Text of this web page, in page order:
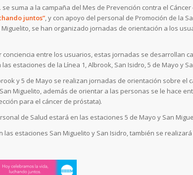
se suma a la campaña del Mes de Prevención contra el
juntos” , y con apoyo del personal de Promoción de la
Miguelito, se han organizado jornadas de orientación a los
conciencia entre los usuarios, estas jornadas se desarrollan
las estaciones de la Línea 1, Albrook, San Isidro, 5 de Mayo y
y 5 de Mayo se realizan jornadas de orientación sobre el
Miguelito, además de orientar a las personas se le hace
para el cáncer de próstata).
de Salud estará en las estaciones 5 de Mayo y San
las estaciones San Miguelito y San Isidro, también se